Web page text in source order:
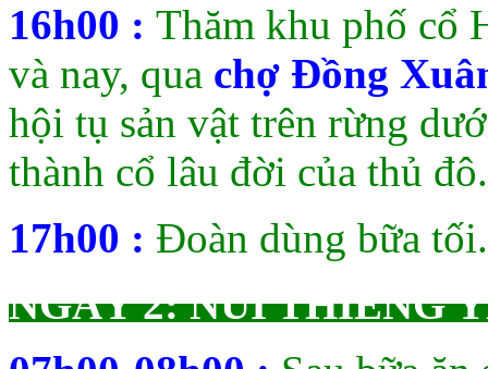
16h00 : Thăm khu phố cổ
và nay, qua chợ Đồng
hội tụ sản vật trên rừng
thành cổ lâu đời của thủ đô.
17h00 : Đoàn dùng bữa
NGÀY 2: NÚI THIÊNG